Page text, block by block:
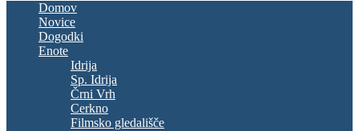
Domov
Novice
Dogodki
Enote
Idrija
Sp. Idrija
Črni Vrh
Cerkno
Filmsko gledališče